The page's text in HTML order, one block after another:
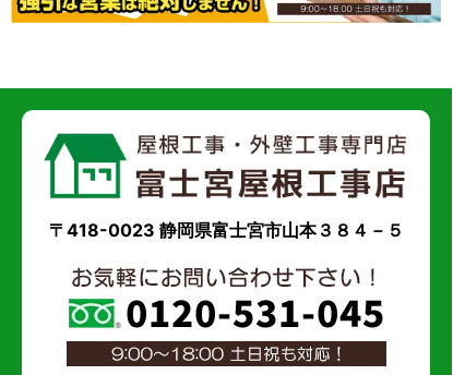
〒418-0023 静岡県富士宮市山本３８４－５